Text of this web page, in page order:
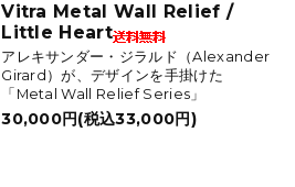
Vitra Metal Wall Relief /
Little Heart
アレキサンダー・ジラルド（Alexander
Girard）が、デザインを手掛けた
「Metal Wall Relief Series」
30,000円(税込33,000円)